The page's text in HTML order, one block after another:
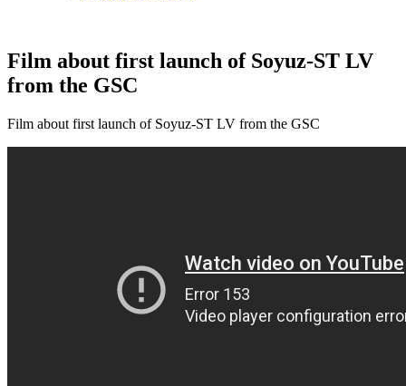
Film about first launch of Soyuz-ST LV
from the GSC
Film about first launch of Soyuz-ST LV from the GSC